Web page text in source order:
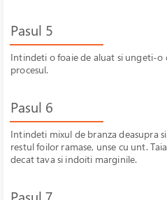
Pasul 5
Intindeti o foaie de aluat si ungeti-
procesul.
Pasul 6
Intindeti mixul de branza deasupra
restul foilor ramase, unse cu unt.
decat tava si indoiti marginile.